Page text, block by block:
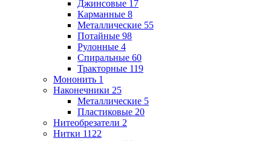
Джинсовые 17
Карманные 8
Металлические 55
Потайные 98
Рулонные 4
Спиральные 60
Тракторные 119
Мононить 1
Наконечники 25
Металлические 5
Пластиковые 20
Нитеобрезатели 2
Нитки 1122